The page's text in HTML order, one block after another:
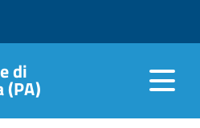
di
(PA)